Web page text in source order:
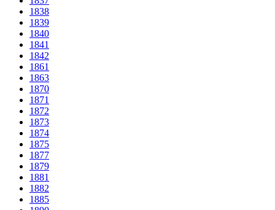
1838
1839
1840
1841
1842
1861
1863
1870
1871
1872
1873
1874
1875
1877
1879
1881
1882
1885